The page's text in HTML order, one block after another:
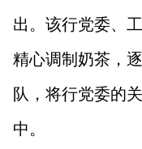
出。该行党委、
精心调制奶茶，
队，将行党委的
中。